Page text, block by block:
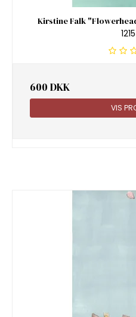
Kirstine Falk
600 DKK
VIS